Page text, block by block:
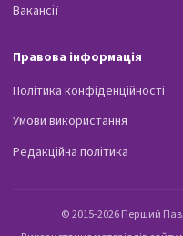
Вакансії
Правова інформація
Політика конфіденційності
Умови використання
Редакційна політика
© 2015-2026 Перший